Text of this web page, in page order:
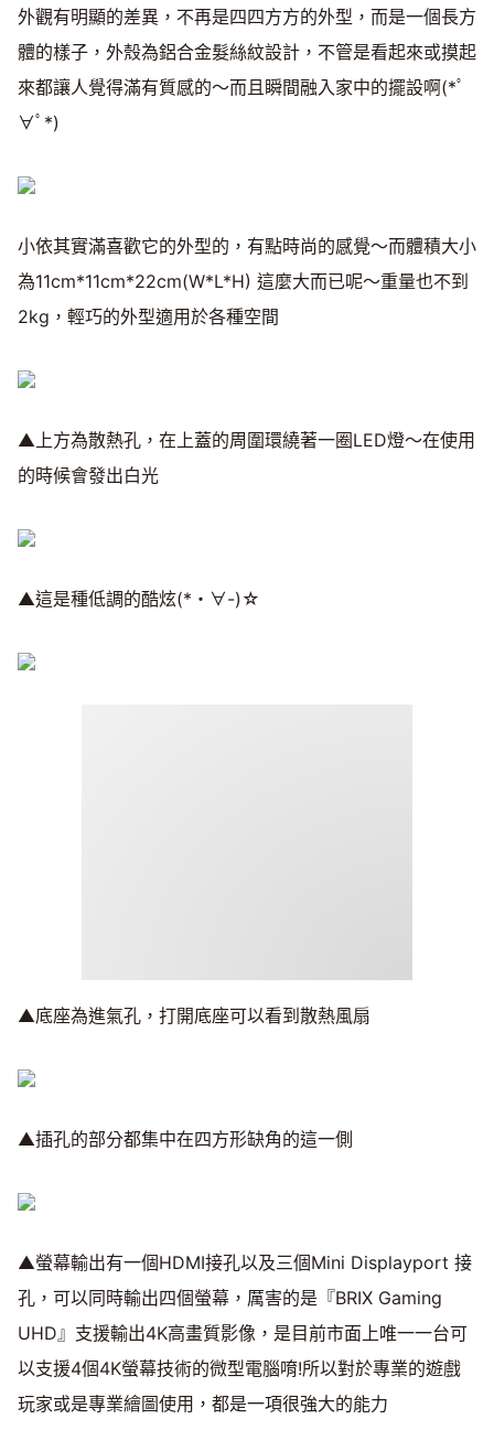
外觀有明顯的差異，不再是四四方方的外型，而是一個長方
體的樣子，外殼為鋁合金髮絲紋設計，不管是看起來或摸起
來都讓人覺得滿有質感的～而且瞬間融入家中的擺設啊(*ﾟ
∀ﾟ*)
小依其實滿喜歡它的外型的，有點時尚的感覺～而體積大小
為11cm*11cm*22cm(W*L*H) 這麼大而已呢～重量也不到
2kg，輕巧的外型適用於各種空間
▲上方為散熱孔，在上蓋的周圍環繞著一圈LED燈～在使用
的時候會發出白光
▲這是種低調的酷炫(*・∀-)☆
▲底座為進氣孔，打開底座可以看到散熱風扇
▲插孔的部分都集中在四方形缺角的這一側
▲螢幕輸出有一個HDMI接孔以及三個Mini Displayport 接
孔，可以同時輸出四個螢幕，厲害的是『BRIX Gaming
UHD』支援輸出4K高畫質影像，是目前市面上唯一一台可
以支援4個4K螢幕技術的微型電腦唷!所以對於專業的遊戲
玩家或是專業繪圖使用，都是一項很強大的能力